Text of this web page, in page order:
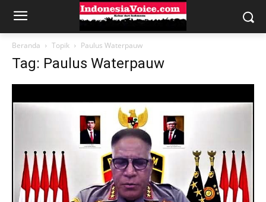
Beranda Topik Paulus Waterpauw
Tag: Paulus Waterpauw